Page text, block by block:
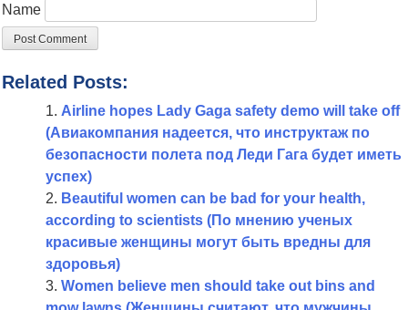
Name
Related Posts:
Airline hopes Lady Gaga safety demo will take off
(Авиакомпания надеется, что инструктаж по
безопасности полета под Леди Гага будет иметь
успех)
Beautiful women can be bad for your health,
according to scientists (По мнению ученых
красивые женщины могут быть вредны для
здоровья)
Women believe men should take out bins and